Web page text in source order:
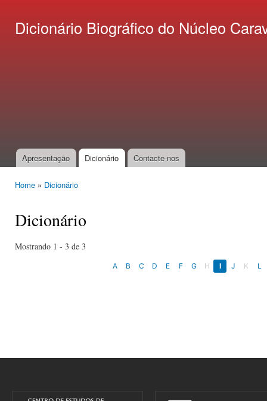
Dicionário Biográfico do Núcleo
Main menu
Apresentação Dicionário Contacte-nos
Home » Dicionário
Dicionário
Mostrando 1 - 3 de 3
A B C D E F G H I J K L